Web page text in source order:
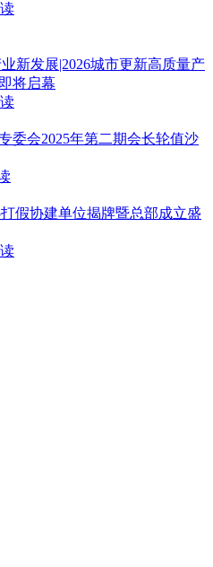
新发展|2026城市更新高质量产
将启幕
委会2025年第二期会长轮值沙
假协建单位揭牌暨总部成立盛